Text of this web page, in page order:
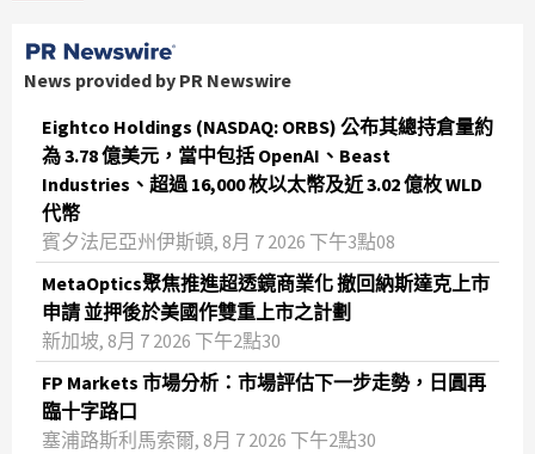
News provided by PR Newswire
Eightco Holdings (NASDAQ: ORBS) 公布其總持倉量約
為 3.78 億美元，當中包括 OpenAI、Beast
Industries、超過 16,000 枚以太幣及近 3.02 億枚 WLD
代幣
賓夕法尼亞州伊斯頓, 8月 7 2026 下午3點08
MetaOptics聚焦推進超透鏡商業化 撤回納斯達克上市
申請 並押後於美國作雙重上市之計劃
新加坡, 8月 7 2026 下午2點30
FP Markets 市場分析：市場評估下一步走勢，日圓再
臨十字路口
塞浦路斯利馬索爾, 8月 7 2026 下午2點30